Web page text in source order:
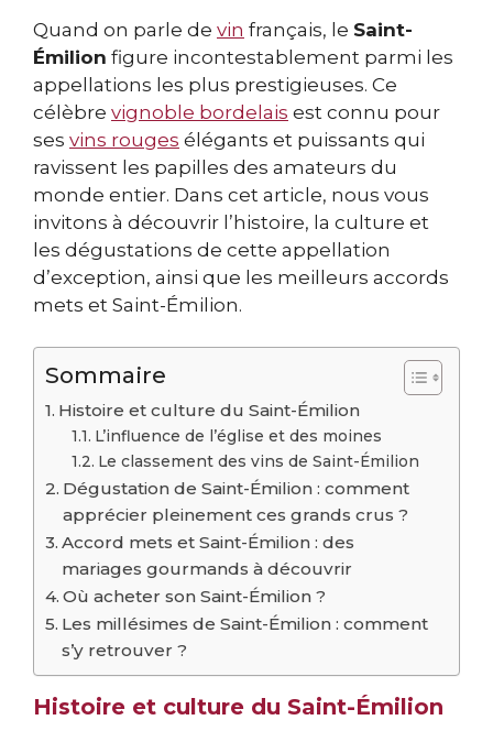
Quand on parle de vin français, le Saint-
Émilion figure incontestablement parmi les
appellations les plus prestigieuses. Ce
célèbre vignoble bordelais est connu pour
ses vins rouges élégants et puissants qui
ravissent les papilles des amateurs du
monde entier. Dans cet article, nous vous
invitons à découvrir l’histoire, la culture et
les dégustations de cette appellation
d’exception, ainsi que les meilleurs accords
mets et Saint-Émilion.
Sommaire
Histoire et culture du Saint-Émilion
L’influence de l’église et des moines
Le classement des vins de Saint-Émilion
Dégustation de Saint-Émilion : comment
apprécier pleinement ces grands crus ?
Accord mets et Saint-Émilion : des
mariages gourmands à découvrir
Où acheter son Saint-Émilion ?
Les millésimes de Saint-Émilion : comment
s’y retrouver ?
Histoire et culture du Saint-Émilion